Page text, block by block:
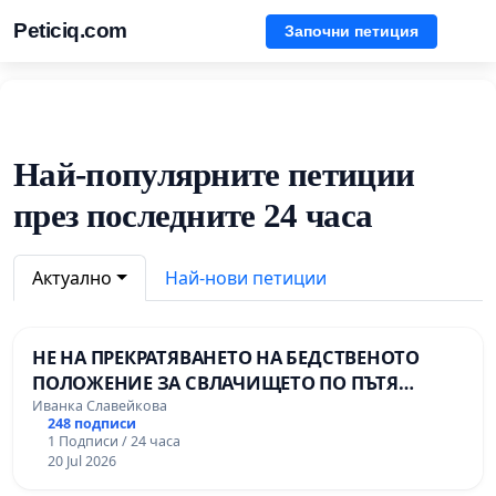
Peticiq.com Започни петиция
Най-популярните петиции
през последните 24 часа
Актуално Най-нови петиции
НЕ НА ПРЕКРАТЯВАНЕТО НА БЕДСТВЕНОТО
ПОЛОЖЕНИЕ ЗА СВЛАЧИЩЕТО ПО ПЪТЯ
СМОЛЯН – ПАМПОРОВО
Иванка Славейкова
248 подписи
1 Подписи / 24 часа
20 Jul 2026